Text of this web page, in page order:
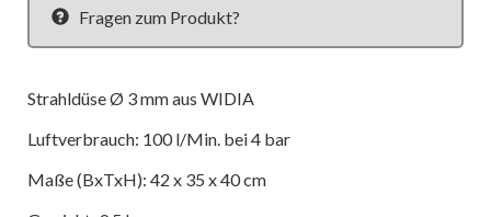
Fragen zum Produkt?
Strahldüse Ø 3 mm aus WIDIA
Luftverbrauch: 100 l/Min. bei 4 bar
Maße (BxTxH): 42 x 35 x 40 cm